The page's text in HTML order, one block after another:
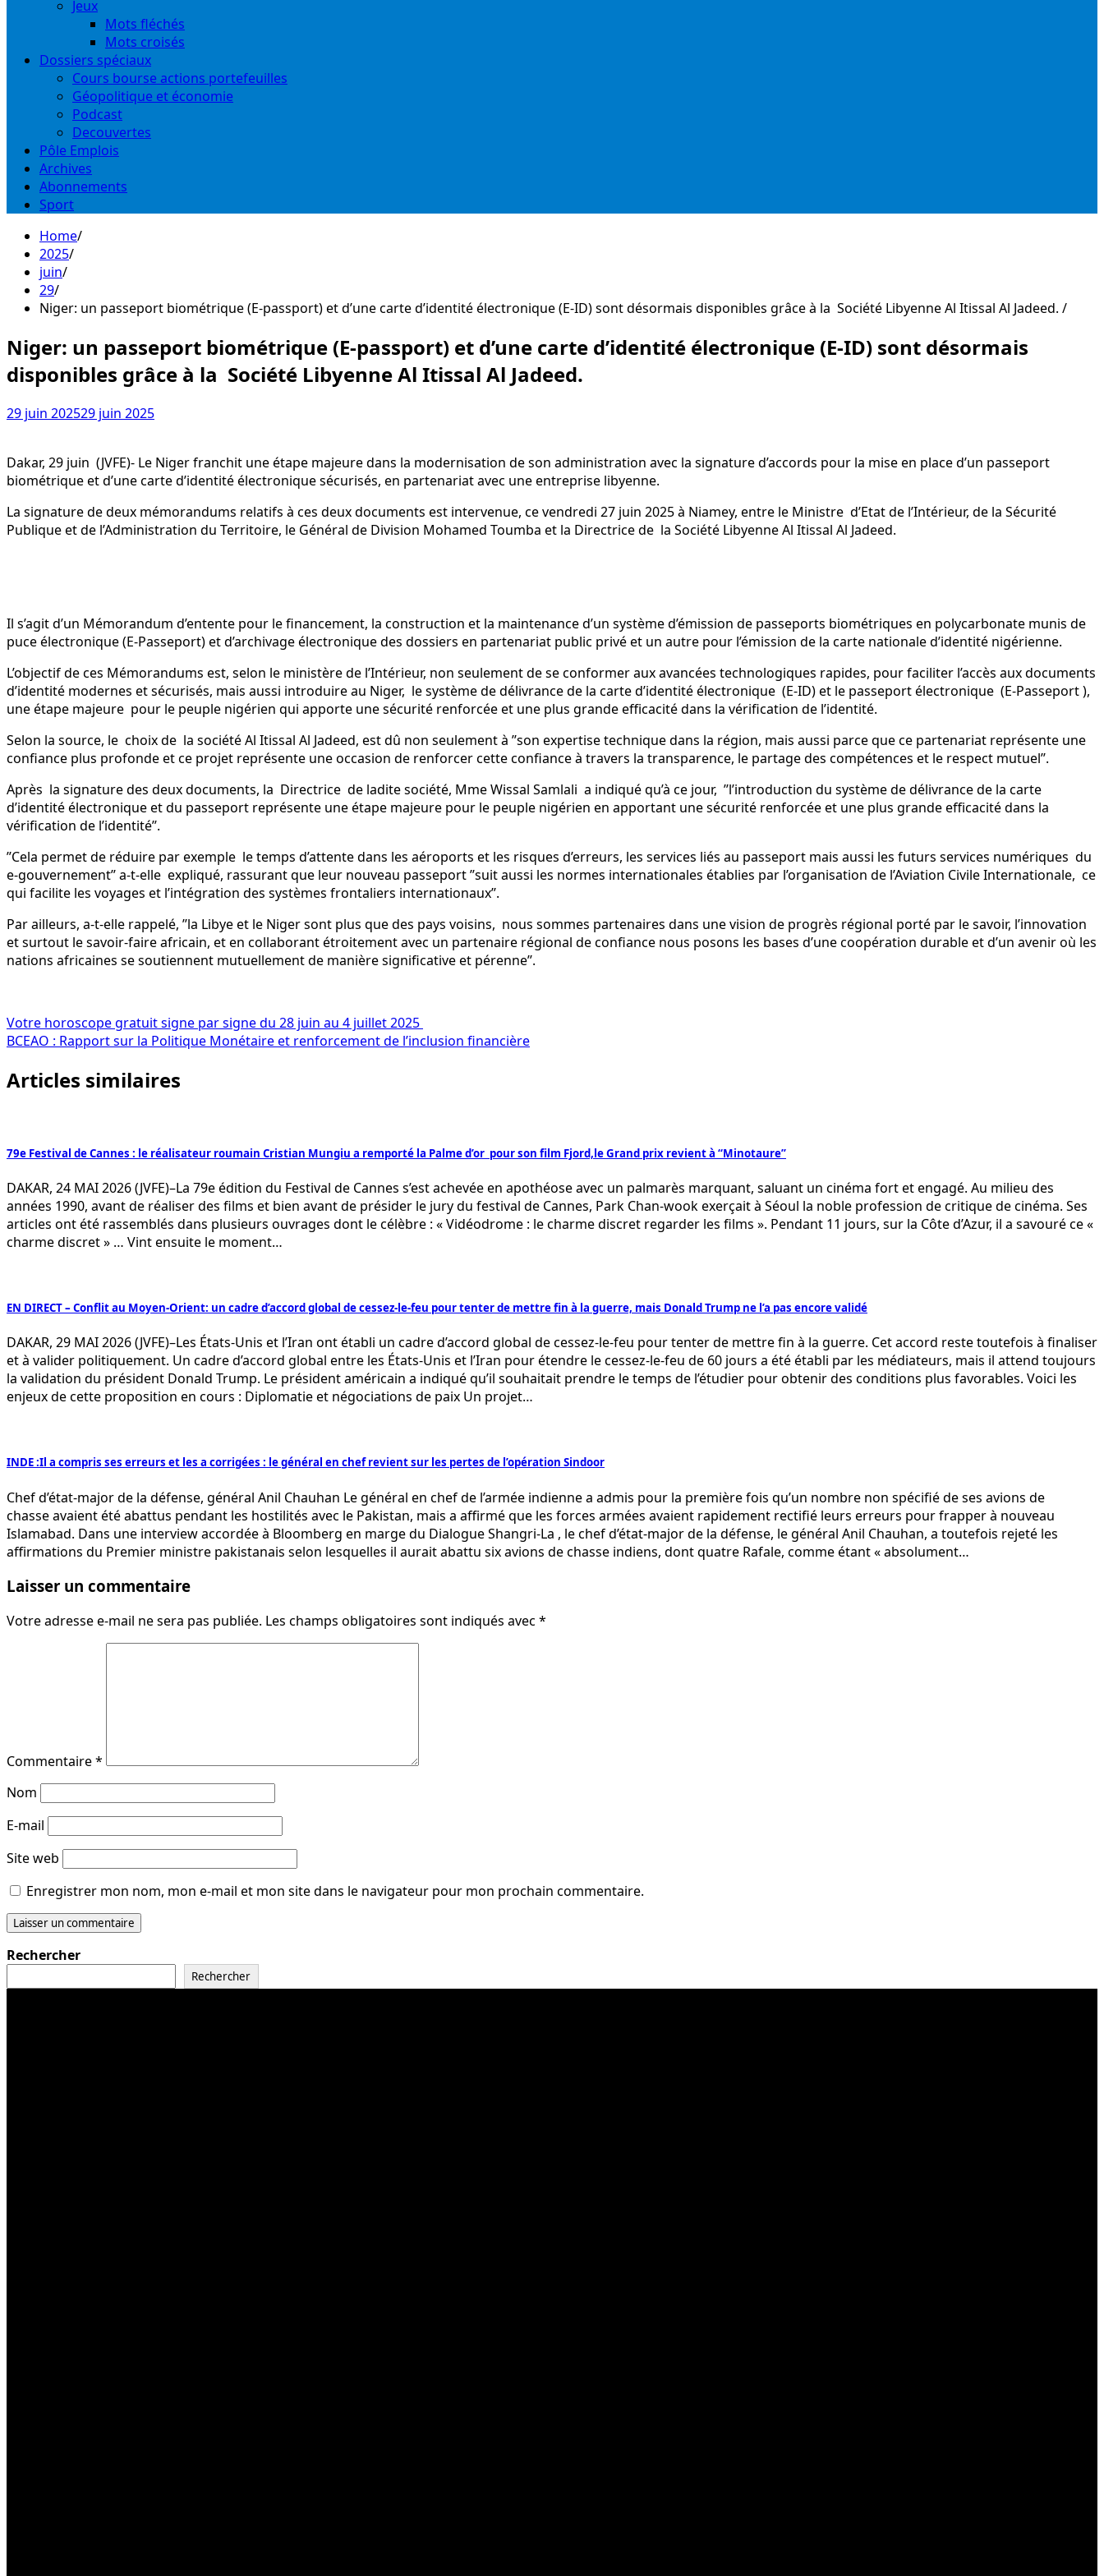
Jeux
Mots fléchés
Mots croisés
Dossiers spéciaux
Cours bourse actions portefeuilles
Géopolitique et économie
Podcast
Decouvertes
Pôle Emplois
Archives
Abonnements
Sport
Home
2025
juin
29
Niger: un passeport biométrique (E-passport) et d’une carte d’identité électronique (E-ID) sont désormais disponibles grâce à la Société Libyenne Al Itissal Al Jadeed.
Niger: un passeport biométrique (E-passport) et d’une carte d’identité électronique (E-ID) sont désormais
disponibles grâce à la Société Libyenne Al Itissal Al Jadeed.
29 juin 202529 juin 2025
Dakar, 29 juin (JVFE)- Le Niger franchit une étape majeure dans la modernisation de son administration avec la signature d’accords pour la mise en place d’un passeport
biométrique et d’une carte d’identité électronique sécurisés, en partenariat avec une entreprise libyenne.
La signature de deux mémorandums relatifs à ces deux documents est intervenue, ce vendredi 27 juin 2025 à Niamey, entre le Ministre d’Etat de l’Intérieur, de la Sécurité
Publique et de l’Administration du Territoire, le Général de Division Mohamed Toumba et la Directrice de la Société Libyenne Al Itissal Al Jadeed.
Il s’agit d’un Mémorandum d’entente pour le financement, la construction et la maintenance d’un système d’émission de passeports biométriques en polycarbonate munis de
puce électronique (E-Passeport) et d’archivage électronique des dossiers en partenariat public privé et un autre pour l’émission de la carte nationale d’identité nigérienne.
L’objectif de ces Mémorandums est, selon le ministère de l’Intérieur, non seulement de se conformer aux avancées technologiques rapides, pour faciliter l’accès aux documents
d’identité modernes et sécurisés, mais aussi introduire au Niger, le système de délivrance de la carte d’identité électronique (E-ID) et le passeport électronique (E-Passeport ),
une étape majeure pour le peuple nigérien qui apporte une sécurité renforcée et une plus grande efficacité dans la vérification de l’identité.
Selon la source, le choix de la société Al Itissal Al Jadeed, est dû non seulement à ’’son expertise technique dans la région, mais aussi parce que ce partenariat représente une
confiance plus profonde et ce projet représente une occasion de renforcer cette confiance à travers la transparence, le partage des compétences et le respect mutuel’’.
Après la signature des deux documents, la Directrice de ladite société, Mme Wissal Samlali a indiqué qu’à ce jour, ’’l’introduction du système de délivrance de la carte
d’identité électronique et du passeport représente une étape majeure pour le peuple nigérien en apportant une sécurité renforcée et une plus grande efficacité dans la
vérification de l’identité’’.
’’Cela permet de réduire par exemple le temps d’attente dans les aéroports et les risques d’erreurs, les services liés au passeport mais aussi les futurs services numériques du
e-gouvernement’’ a-t-elle expliqué, rassurant que leur nouveau passeport ’’suit aussi les normes internationales établies par l’organisation de l’Aviation Civile Internationale, ce
qui facilite les voyages et l’intégration des systèmes frontaliers internationaux’’.
Par ailleurs, a-t-elle rappelé, ’’la Libye et le Niger sont plus que des pays voisins, nous sommes partenaires dans une vision de progrès régional porté par le savoir, l’innovation
et surtout le savoir-faire africain, et en collaborant étroitement avec un partenaire régional de confiance nous posons les bases d’une coopération durable et d’un avenir où les
nations africaines se soutiennent mutuellement de manière significative et pérenne’’.
Navigation
de
l’article
Votre horoscope gratuit signe par signe du 28 juin au 4 juillet 2025
BCEAO : Rapport sur la Politique Monétaire et renforcement de l’inclusion financière
Articles similaires
79e Festival de Cannes : le réalisateur roumain Cristian Mungiu a remporté la Palme d’or pour son film Fjord,le Grand prix revient à “Minotaure”
DAKAR, 24 MAI 2026 (JVFE)–La 79e édition du Festival de Cannes s’est achevée en apothéose avec un palmarès marquant, saluant un cinéma fort et engagé. Au milieu des
années 1990, avant de réaliser des films et bien avant de présider le jury du festival de Cannes, Park Chan-wook exerçait à Séoul la noble profession de critique de cinéma. Ses
articles ont été rassemblés dans plusieurs ouvrages dont le célèbre : « Vidéodrome : le charme discret regarder les films ». Pendant 11 jours, sur la Côte d’Azur, il a savouré ce «
charme discret » … Vint ensuite le moment…
EN DIRECT – Conflit au Moyen-Orient: un cadre d’accord global de cessez-le-feu pour tenter de mettre fin à la guerre, mais Donald Trump ne l’a pas encore validé
DAKAR, 29 MAI 2026 (JVFE)–Les États-Unis et l’Iran ont établi un cadre d’accord global de cessez-le-feu pour tenter de mettre fin à la guerre. Cet accord reste toutefois à finaliser
et à valider politiquement. Un cadre d’accord global entre les États-Unis et l’Iran pour étendre le cessez-le-feu de 60 jours a été établi par les médiateurs, mais il attend toujours
la validation du président Donald Trump. Le président américain a indiqué qu’il souhaitait prendre le temps de l’étudier pour obtenir des conditions plus favorables. Voici les
enjeux de cette proposition en cours : Diplomatie et négociations de paix Un projet…
INDE :Il a compris ses erreurs et les a corrigées : le général en chef revient sur les pertes de l’opération Sindoor
Chef d’état-major de la défense, général Anil Chauhan Le général en chef de l’armée indienne a admis pour la première fois qu’un nombre non spécifié de ses avions de
chasse avaient été abattus pendant les hostilités avec le Pakistan, mais a affirmé que les forces armées avaient rapidement rectifié leurs erreurs pour frapper à nouveau
Islamabad. Dans une interview accordée à Bloomberg en marge du Dialogue Shangri-La , le chef d’état-major de la défense, le général Anil Chauhan, a toutefois rejeté les
affirmations du Premier ministre pakistanais selon lesquelles il aurait abattu six avions de chasse indiens, dont quatre Rafale, comme étant « absolument…
Laisser un commentaire
Votre adresse e-mail ne sera pas publiée. Les champs obligatoires sont indiqués avec *
Commentaire*
Nom
E-mail
Site web
Enregistrer mon nom, mon e-mail et mon site dans le navigateur pour mon prochain commentaire.
Rechercher
Rechercher